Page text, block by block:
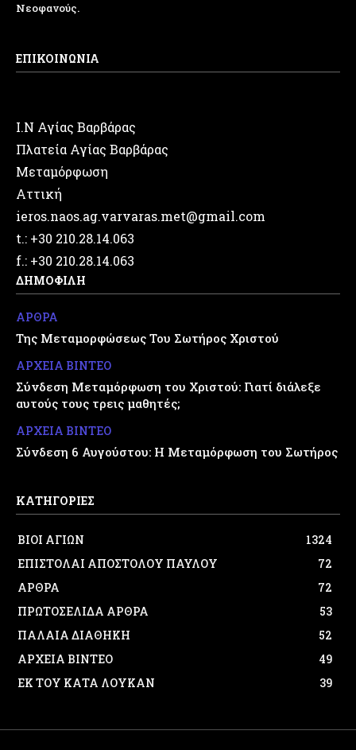
Νεοφανούς.
ΕΠΙΚΟΙΝΩΝΙΑ
Ι.Ν Αγίας Βαρβάρας
Πλατεία Αγίας Βαρβάρας
Μεταμόρφωση
Αττική
ieros.naos.ag.varvaras.met@gmail.com
t.: +30 210.28.14.063
f.: +30 210.28.14.063
ΔΗΜΟΦΙΛΗ
ΑΡΘΡΑ
Της Μεταμορφώσεως Του Σωτήρος Χριστού
ΑΡΧΕΙΑ ΒΙΝΤΕΟ
Σύνδεση Μεταμόρφωση του Χριστού: Γιατί διάλεξε
αυτούς τους τρεις μαθητές;
ΑΡΧΕΙΑ ΒΙΝΤΕΟ
Σύνδεση 6 Αυγούστου: Η Μεταμόρφωση του Σωτήρος
ΚΑΤΗΓΟΡΙΕΣ
ΒΙΟΙ ΑΓΙΩΝ
1324
ΕΠΙΣΤΟΛΑΙ ΑΠΟΣΤΟΛΟΥ ΠΑΥΛΟΥ
72
ΑΡΘΡΑ
72
ΠΡΩΤΟΣΕΛΙΔΑ ΑΡΘΡΑ
53
ΠΑΛΑΙΑ ΔΙΑΘΗΚΗ
52
ΑΡΧΕΙΑ ΒΙΝΤΕΟ
49
ΕΚ ΤΟΥ ΚΑΤΑ ΛΟΥΚΑΝ
39